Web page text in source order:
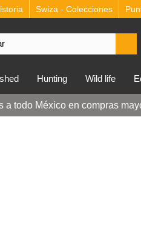
Swiza - Colecciones
hunting wild life
a todo México en compras